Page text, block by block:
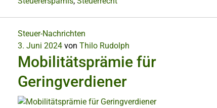
Steuer-Nachrichten
3. Juni 2024 von Thilo Rudolph
Mobilitätsprämie für
Geringverdiener